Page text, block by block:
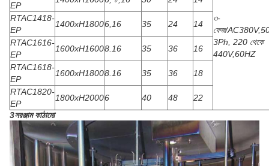
৩-
ফেজ/
3Ph, 220 থেকে
440V,60HZ
EP
RTAC1418-
EP
1400xH18006,16 35 24
14
RTAC1616-
EP
1600xH16008.16 35 36
16
RTAC1618-
EP
1600xH18008.16 35 36
18
RTAC1820-
EP
1800xH20006 40 48
22
3সরঞ্জাম কাঠামো